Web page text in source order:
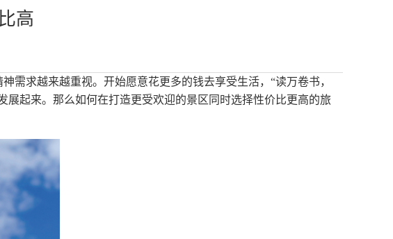
高
需求越来越重视。开始愿意花更多的钱去享受生活，“读万卷书，
起来。那么如何在打造更受欢迎的景区同时选择性价比更高的旅